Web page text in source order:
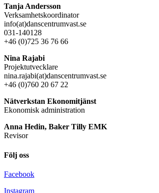
Tanja Andersson
Verksamhetskoordinator
info(at)danscentrumvast.se
031-140128
+46 (0)725 36 76 66
Nina Rajabi
Projektutvecklare
nina.rajabi(at)danscentrumvast.se
+46 (0)760 20 67 22
Nätverkstan Ekonomitjänst
Ekonomisk administration
Anna Hedin, Baker Tilly EMK
Revisor
Följ oss
Facebook
Instagram